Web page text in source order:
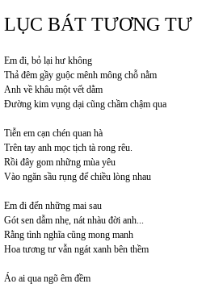
LỤC BÁT TƯƠNG TƯ
Em đi, bỏ lại hư không
Thả đêm gầy guộc mênh mông chỗ nằm
Anh về khâu một vết dằm
Đường kim vụng dại cũng chầm chậm qua
Tiễn em cạn chén quan hà
Trên tay anh mọc tịch tà rong rêu.
Rồi đây gom những mùa yêu
Vào ngăn sầu rụng để chiều lòng nhau
Em đi đến những mai sau
Gót sen dẫm nhẹ, nát nhàu đời anh...
Rằng tình nghĩa cũng mong manh
Hoa tương tư vẫn ngát xanh bên thềm
Áo ai qua ngõ êm đềm